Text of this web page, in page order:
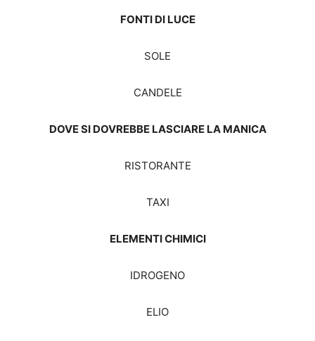
FONTI DI LUCE
SOLE
CANDELE
DOVE SI DOVREBBE LASCIARE LA MANICA
RISTORANTE
TAXI
ELEMENTI CHIMICI
IDROGENO
ELIO